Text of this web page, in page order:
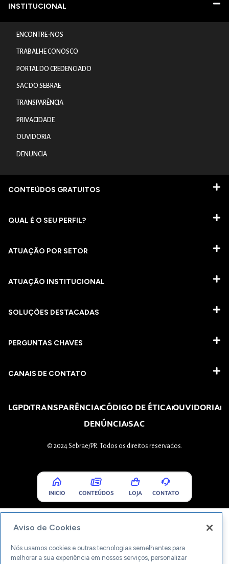
INSTITUCIONAL
ENCONTRE-NOS
TRABALHE CONOSCO
PORTAL DO CREDENCIADO
SAC DO SEBRAE
TRANSPARÊNCIA
PRIVACIDADE
OUVIDORIA
DENUNCIA
CONTEÚDOS GRATUITOS
QUAL É O SEU PERFIL?
ATUAÇÃO POR SETOR
ATUAÇÃO INSTITUCIONAL
SOLUÇÕES DESTACADAS
PERGUNTAS CHAVES​
CANAIS DE CONTATO
LGPDTRANSPARÊNCIACÓDIGO DE ÉTICAOUVIDORIA
DENÚNCIASAC
© 2024 Sebrae/PR. Todos os direitos reservados.
INICIO CONTEÚDOS LOJA CONTATO
Aviso de Cookies
Nós usamos cookies e outras tecnologias semelhantes para
melhorar a sua experiência em nossos serviços, personalizar